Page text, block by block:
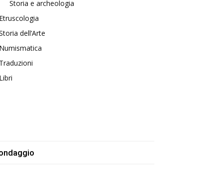
Storia e archeologia
dell’Arte